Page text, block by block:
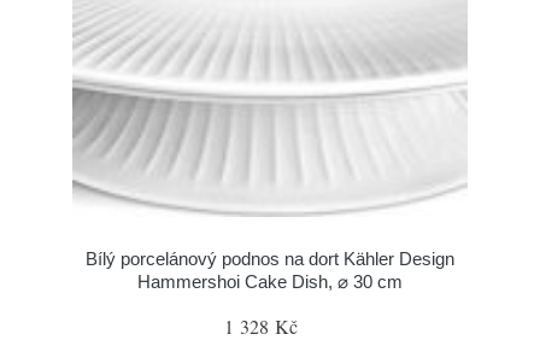
Bílý porcelánový podnos na dort Kähler Design
Hammershoi Cake Dish, ⌀ 30 cm
1 328 Kč